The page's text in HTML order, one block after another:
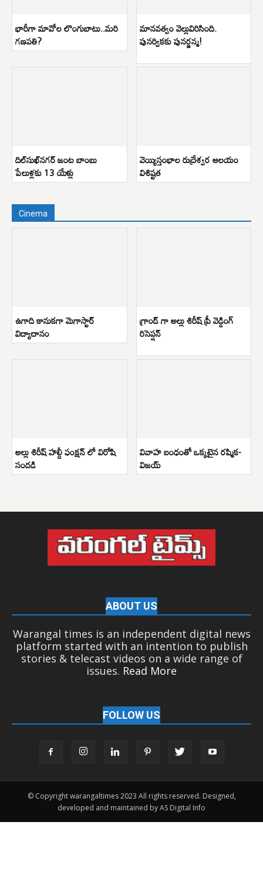
భారీగా మావోల లొంగుబాటు..మరి
గణపతి?
మానవత్వం వెల్లువిరిసింది.
పునర్వికకు పునర్జన్మ!
దిల్‌సుఖ్‌నగర్ జంట బాంబు
పేలుళ్లకు 13 యేళ్లు
వెయ్యిస్తంభాల రుద్రేశ్వర ఆలయం
విశిష్టత
Cinema
ఉగాది కానుకగా మెగాస్టార్
విద్యాదానం
గ్రాండ్ గా అల్లు శిరీష్ ప్రీ వెడ్డింగ్
రిసెప్షన్
అల్లు శిరీష్ హల్దీ ఫంక్షన్ లో విరోషి
సందడి
వివాహ బంధంతో ఒక్కటైన రష్మిక-
విజయ్
ABOUT US
Warangal times is an independent digital news
platform started with an intention to publish
stories & telecast videos on a wide range of
issues. Read More
FOLLOW US
© Copyright warangaltimes 2023 All rights reserved. Designed,
developed and maintained by AS Digital Info